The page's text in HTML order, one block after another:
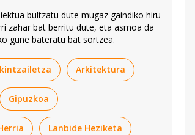
bultzatu dute mugaz gaindiko hiru
zahar bat berritu dute, eta asmoa da
gune bateratu bat sortzea.
Arkitektura
Gipuzkoa
Lanbide Heziketa